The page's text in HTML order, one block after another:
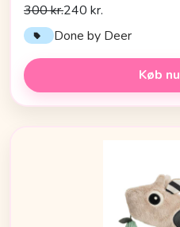
300 kr.240 kr.
Done by Deer
Køb nu